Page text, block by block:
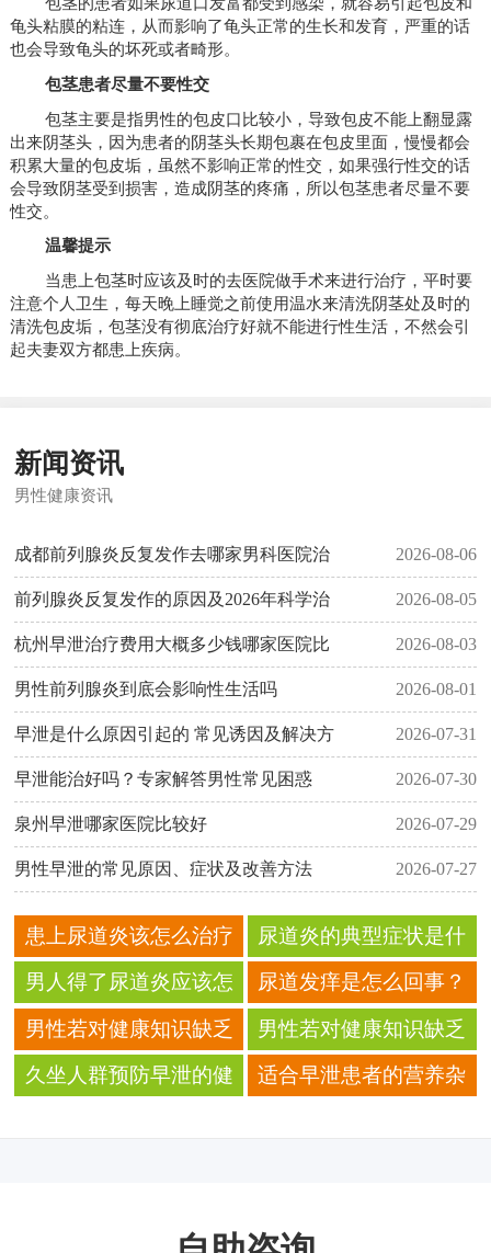
龟头粘膜的粘连，从而影响了龟头正常的生长和发育，严重的话
也会导致龟头的坏死或者畸形。
包茎患者尽量不要性交
包茎主要是指男性的包皮口比较小，导致包皮不能上翻显露
出来阴茎头，因为患者的阴茎头长期包裹在包皮里面，慢慢都会
积累大量的包皮垢，虽然不影响正常的性交，如果强行性交的话
会导致阴茎受到损害，造成阴茎的疼痛，所以包茎患者尽量不要
性交。
温馨提示
当患上包茎时应该及时的去医院做手术来进行治疗，平时要
注意个人卫生，每天晚上睡觉之前使用温水来清洗阴茎处及时的
清洗包皮垢，包茎没有彻底治疗好就不能进行性生活，不然会引
起夫妻双方都患上疾病。
新闻资讯
男性健康资讯
成都前列腺炎反复发作去哪家男科医院治 2026-08-06
前列腺炎反复发作的原因及2026年科学治 2026-08-05
杭州早泄治疗费用大概多少钱哪家医院比 2026-08-03
男性前列腺炎到底会影响性生活吗 2026-08-01
早泄是什么原因引起的 常见诱因及解决方 2026-07-31
早泄能治好吗？专家解答男性常见困惑 2026-07-30
泉州早泄哪家医院比较好 2026-07-29
男性早泄的常见原因、症状及改善方法 2026-07-27
患上尿道炎该怎么治疗
呢？
尿道炎的典型症状是什
么
男人得了尿道炎应该怎
么办
尿道发痒是怎么回事？
男性若对健康知识缺乏
认识是否更易误解早泄
男性若对健康知识缺乏
认识是否更易误解早泄
久坐人群预防早泄的健
适合早泄患者的营养杂